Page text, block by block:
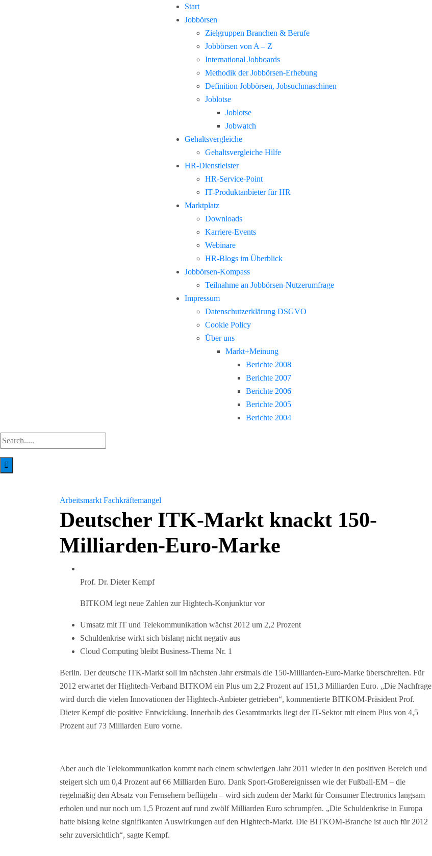
Start
Jobbörsen
Zielgruppen Branchen & Berufe
Jobbörsen von A – Z
International Jobboards
Methodik der Jobbörsen-Erhebung
Definition Jobbörsen, Jobsuchmaschinen
Joblotse
Joblotse
Jobwatch
Gehaltsvergleiche
Gehaltsvergleiche Hilfe
HR-Dienstleister
HR-Service-Point
IT-Produktanbieter für HR
Marktplatz
Downloads
Karriere-Events
Webinare
HR-Blogs im Überblick
Jobbörsen-Kompass
Teilnahme an Jobbörsen-Nutzerumfrage
Impressum
Datenschutzerklärung DSGVO
Cookie Policy
Über uns
Markt+Meinung
Berichte 2008
Berichte 2007
Berichte 2006
Berichte 2005
Berichte 2004
Arbeitsmarkt Fachkräftemangel
Deutscher ITK-Markt knackt 150-
Milliarden-Euro-Marke
Prof. Dr. Dieter Kempf
BITKOM legt neue Zahlen zur Hightech-Konjunktur vor
Umsatz mit IT und Telekommunikation wächst 2012 um 2,2 Prozent
Schuldenkrise wirkt sich bislang nicht negativ aus
Cloud Computing bleibt Business-Thema Nr. 1
Berlin. Der deutsche ITK-Markt soll im nächsten Jahr erstmals die 150-Milliarden-Euro-Marke überschreiten. Für
2012 erwartet der Hightech-Verband BITKOM ein Plus um 2,2 Prozent auf 151,3 Milliarden Euro. „Die Nachfrage
wird durch die vielen Innovationen der Hightech-Anbieter getrieben“, kommentierte BITKOM-Präsident Prof.
Dieter Kempf die positive Entwicklung. Innerhalb des Gesamtmarkts liegt der IT-Sektor mit einem Plus von 4,5
Prozent auf 73 Milliarden Euro vorne.
Aber auch die Telekommunikation kommt nach einem schwierigen Jahr 2011 wieder in den positiven Bereich und
steigert sich um 0,4 Prozent auf 66 Milliarden Euro. Dank Sport-Großereignissen wie der Fußball-EM – die
regelmäßig den Absatz von Fernsehern beflügeln – wird sich zudem der Markt für Consumer Electronics langsam
erholen und nur noch um 1,5 Prozent auf rund zwölf Milliarden Euro schrumpfen. „Die Schuldenkrise in Europa
hatte bislang keine signifikanten Auswirkungen auf den Hightech-Markt. Die BITKOM-Branche ist auch für 2012
sehr zuversichtlich“, sagte Kempf.